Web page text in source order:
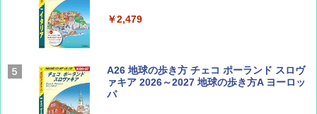
AIRLINE（エアライン）2026年9月号【特
集】ボーイング110周年を祝して！
￥2,479
A26 地球の歩き方 チェコ ポーランド スロヴ
ァキア 2026～2027 地球の歩き方A ヨーロッ
パ